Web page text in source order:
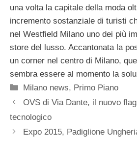
una volta la capitale della moda
incremento sostanziale di turisti
nel Westfield Milano uno dei più
store del lusso. Accantonata la
un corner nel centro di Milano,
sembra essere al momento la
Categorie
Milano news, Primo Piano
OVS di Via Dante, il nuovo
tecnologico
Expo 2015, Padiglione